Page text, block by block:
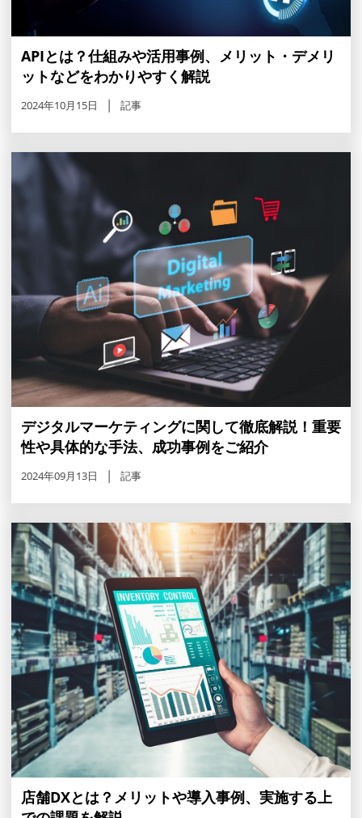
APIとは？仕組みや活用事例、メリット・デメリ
ットなどをわかりやすく解説
2024年10月15日 記事
デジタルマーケティングに関して徹底解説！重要
性や具体的な手法、成功事例をご紹介
2024年09月13日 記事
店舗DXとは？メリットや導入事例、実施する上